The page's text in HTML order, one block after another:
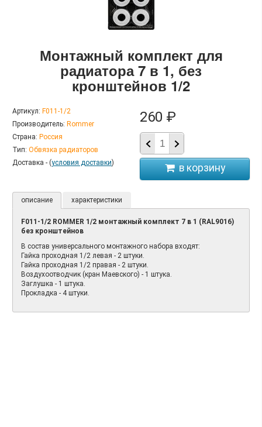
Монтажный комплект для
радиатора 7 в 1, без
кронштейнов 1/2
Артикул: F011-1/2
Производитель: Rommer
Страна: Россия
Тип: Обвязка радиаторов
Доставка - (условия доставки)
260 ₽
в корзину
описание характеристики
F011-1/2 ROMMER 1/2 монтажный комплект 7 в 1 (RAL9016)
без кронштейнов
В состав универсального монтажного набора входят:
Гайка проходная 1/2 левая - 2 штуки.
Гайка проходная 1/2 правая - 2 штуки.
Воздухоотводчик (кран Маевского) - 1 штука.
Заглушка - 1 штука.
Прокладка - 4 штуки.